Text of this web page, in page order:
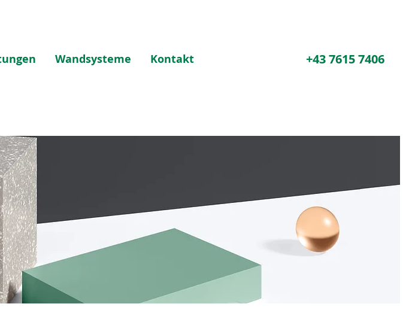
Wandsysteme Kontakt +43 7615 7406